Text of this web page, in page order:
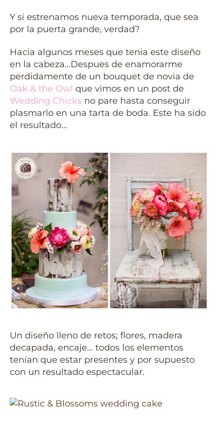
Y si estrenamos nueva temporada, que sea
por la puerta grande, verdad?
Hacia algunos meses que tenia este diseño
en la cabeza…Despues de enamorarme
perdidamente de un bouquet de novia de
Oak & the Owl que vimos en un post de
Wedding Chicks no pare hasta conseguir
plasmarlo en una tarta de boda. Este ha sido
el resultado…
Un diseño lleno de retos; flores, madera
decapada, encaje… todos los elementos
tenían que estar presentes y por supuesto
con un resultado espectacular.